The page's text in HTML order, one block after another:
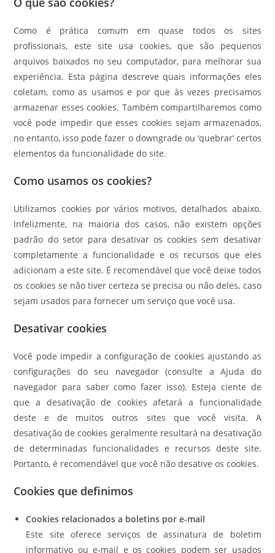
Como é prática comum em quase todos os sites
profissionais, este site usa cookies, que são pequenos
arquivos baixados no seu computador, para melhorar sua
experiência. Esta página descreve quais informações eles
coletam, como as usamos e por que às vezes precisamos
armazenar esses cookies. Também compartilharemos como
você pode impedir que esses cookies sejam armazenados,
no entanto, isso pode fazer o downgrade ou ‘quebrar’ certos
elementos da funcionalidade do site.
Como usamos os cookies?
Utilizamos cookies por vários motivos, detalhados abaixo.
Infelizmente, na maioria dos casos, não existem opções
padrão do setor para desativar os cookies sem desativar
completamente a funcionalidade e os recursos que eles
adicionam a este site. É recomendável que você deixe todos
os cookies se não tiver certeza se precisa ou não deles, caso
sejam usados para fornecer um serviço que você usa.
Desativar cookies
Você pode impedir a configuração de cookies ajustando as
configurações do seu navegador (consulte a Ajuda do
navegador para saber como fazer isso). Esteja ciente de
que a desativação de cookies afetará a funcionalidade
deste e de muitos outros sites que você visita. A
desativação de cookies geralmente resultará na desativação
de determinadas funcionalidades e recursos deste site.
Portanto, é recomendável que você não desative os cookies.
Cookies que definimos
Cookies relacionados a boletins por e-mail
Este site oferece serviços de assinatura de boletim
informativo ou e-mail e os cookies podem ser usados